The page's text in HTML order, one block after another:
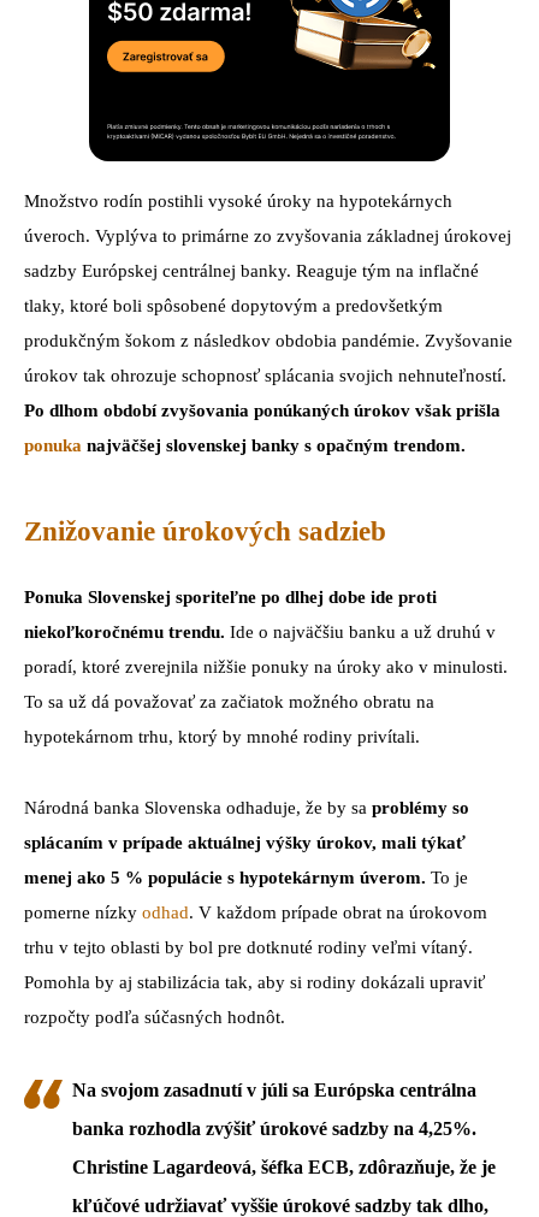
Množstvo rodín postihli vysoké úroky na hypotekárnych
úveroch. Vyplýva to primárne zo zvyšovania základnej úrokovej
sadzby Európskej centrálnej banky. Reaguje tým na inflačné
tlaky, ktoré boli spôsobené dopytovým a predovšetkým
produkčným šokom z následkov obdobia pandémie. Zvyšovanie
úrokov tak ohrozuje schopnosť splácania svojich nehnuteľností.
Po dlhom období zvyšovania ponúkaných úrokov však prišla
ponuka najväčšej slovenskej banky s opačným trendom.
Znižovanie úrokových sadzieb
Ponuka Slovenskej sporiteľne po dlhej dobe ide proti
niekoľkoročnému trendu. Ide o najväčšiu banku a už druhú v
poradí, ktoré zverejnila nižšie ponuky na úroky ako v minulosti.
To sa už dá považovať za začiatok možného obratu na
hypotekárnom trhu, ktorý by mnohé rodiny privítali.
Národná banka Slovenska odhaduje, že by sa problémy so
splácaním v prípade aktuálnej výšky úrokov, mali týkať
menej ako 5 % populácie s hypotekárnym úverom. To je
pomerne nízky odhad. V každom prípade obrat na úrokovom
trhu v tejto oblasti by bol pre dotknuté rodiny veľmi vítaný.
Pomohla by aj stabilizácia tak, aby si rodiny dokázali upraviť
rozpočty podľa súčasných hodnôt.
Na svojom zasadnutí v júli sa Európska centrálna
banka rozhodla zvýšiť úrokové sadzby na 4,25%.
Christine Lagardeová, šéfka ECB, zdôrazňuje, že je
kľúčové udržiavať vyššie úrokové sadzby tak dlho,